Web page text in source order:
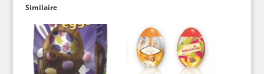
Similaire